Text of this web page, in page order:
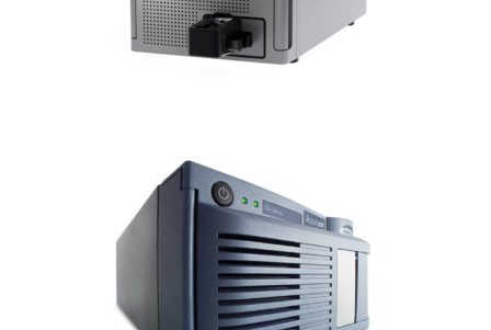
CROMATOGRAFÍA LIQUIDA
Detector ACQUITY QDa
CROMATOGRAFÍA LIQUIDA